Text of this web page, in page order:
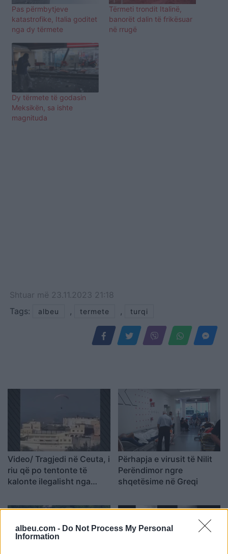
albeu.com - Do Not Process My Personal
Information
Pas përmbytjeve
katastrofike, Italia goditet
nga dy tërmete
Tërmeti trondit Italinë,
banorët dalin të frikësuar
në rrugë
Dy tërmete të godasin
Meksikën, sa ishte
magnituda
Shtuar më 23.11.2023 21:18
Tags:
albeu , termete , turqi
Video/ Tragjedi në Ceuta, i
riu që po tentonte të
kalonte ilegalisht nga
në det dhe vdes
Përhapja e virusit të Nilit
Perëndimor ngre
shqetësime në Greqi